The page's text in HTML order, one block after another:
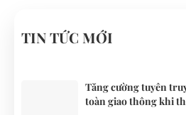
xe đạp, du
khắp cả
nước.
TIN TỨC MỚI
Tăng cường tuyên
toàn giao thông khi